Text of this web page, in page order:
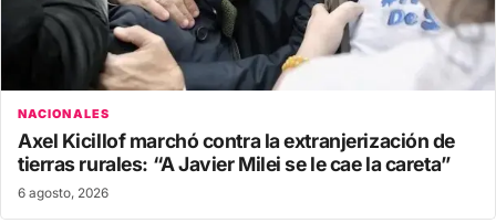
NACIONALES
Axel Kicillof marchó contra la extranjerización de
tierras rurales: “A Javier Milei se le cae la careta”
6 agosto, 2026